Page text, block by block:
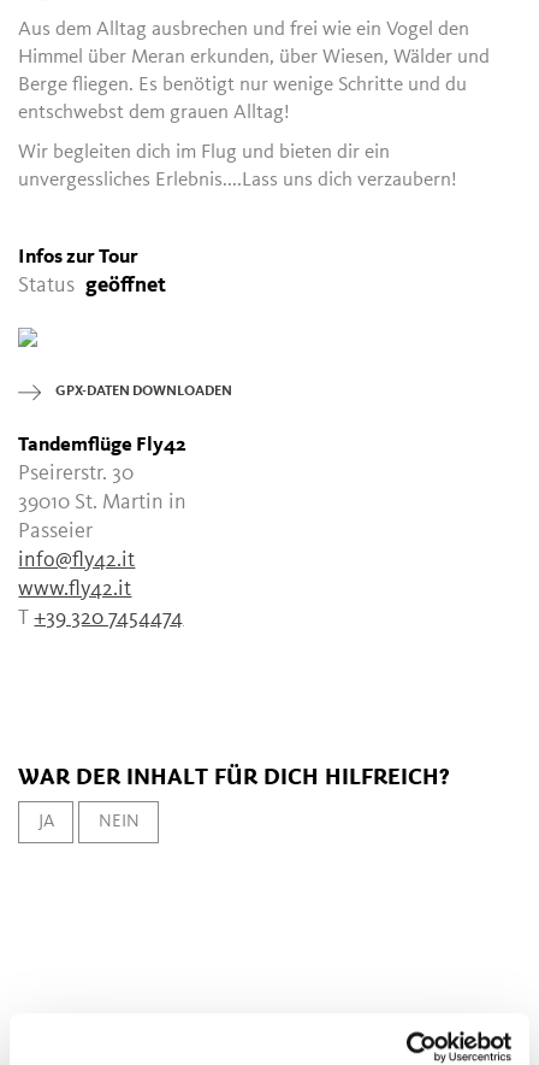
Aus dem Alltag ausbrechen und frei wie ein Vogel den
Himmel über Meran erkunden, über Wiesen, Wälder und
Berge fliegen. Es benötigt nur wenige Schritte und du
entschwebst dem grauen Alltag!
Wir begleiten dich im Flug und bieten dir ein
unvergessliches Erlebnis....Lass uns dich verzaubern!
Infos zur Tour
Status geöffnet
GPX-DATEN DOWNLOADEN
Tandemflüge Fly42
Pseirerstr. 30
39010 St. Martin in
Passeier
info@fly42.it
www.fly42.it
T+39 320 7454474
WAR DER INHALT FÜR DICH HILFREICH?
JA NEIN